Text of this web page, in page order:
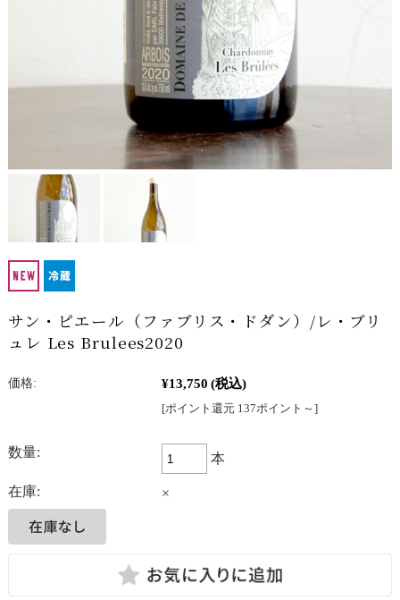
サン・ピエール（ファブリス・ドダン）/レ・ブリ
ュレ Les Brulees2020
価格: ¥13,750 (税込)
[ポイント還元 137ポイント～]
数量: 本
在庫: ×